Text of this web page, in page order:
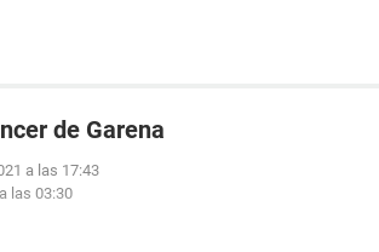
de Garena
a las 17:43
las 03:30